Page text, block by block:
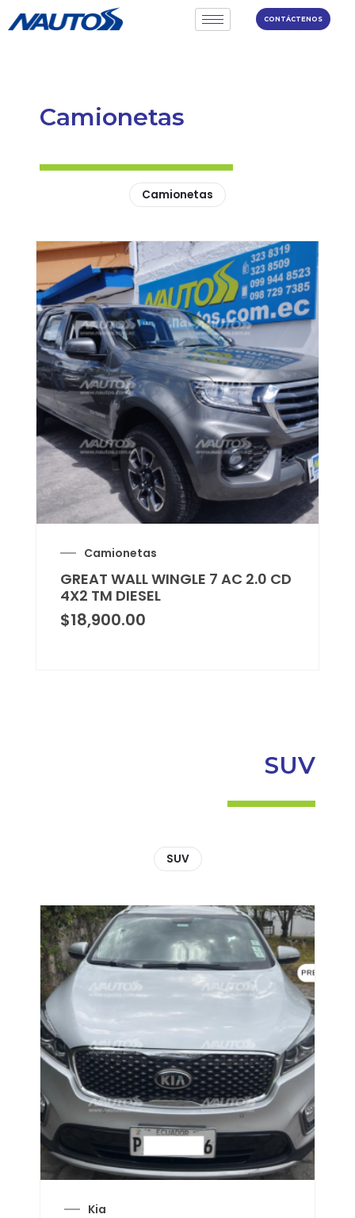
CONTÁCTENOS
Camionetas
Camionetas
Camionetas
GREAT WALL WINGLE 7 AC 2.0 CD
4X2 TM DIESEL
$18,900.00
SUV
SUV
Kia